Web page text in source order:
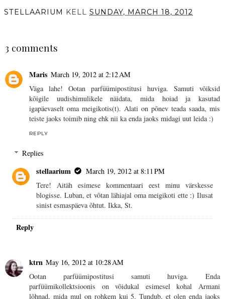
STELLAARIUM KELL SUNDAY, MARCH 18, 2012
3 comments
Maris March 19, 2012 at 2:12 AM
Väga lahe! Ootan parfüümipostitusi huviga. Samuti võiksid
kõigile uudishimulikele näidata, mida hoiad ja kasutad
igapäevaselt oma meigikotis(t). Alati on põnev teada saada, mis
teiste jaoks toimib ning ehk nii ka enda jaoks midagi uut leida :)
REPLY
Replies
stellaarium
March 19, 2012 at 8:11 PM
Tere! Aitäh esimese kommentaari eest minu värskesse
blogisse. Luban, et võtan lähiajal oma meigikoti ette :) Ilusat
sinist esmaspäeva õhtut. Ikka, St.
Reply
ktrn May 16, 2012 at 10:28 AM
Ootan parfüümipostitusi samuti huviga. Enda
parfüümikollektsioonis on võidukal esimesel kohal Armani
lõhnad, mida mul on rohkem kui 5. Tundub, et olen enda jaoks